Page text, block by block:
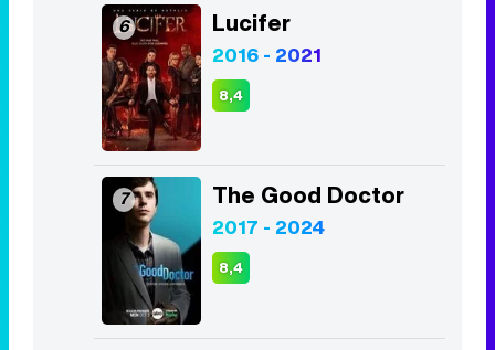
6 Lucifer
2016 - 2021
8,4
7 The Good Doctor
2017 - 2024
8,4